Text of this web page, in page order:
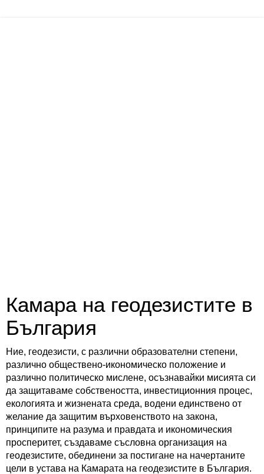
Камара на геодезистите в
България
Ние, геодезисти, с различни образователни степени,
различно обществено-икономическо положение и
различно политическо мислене, осъзнавайки мисията си
да защитаваме собствеността, инвестиционния процес,
екологията и жизнената среда, водени единствено от
желание да защитим върховенството на закона,
принципите на разума и правдата и икономическия
просперитет, създаваме съсловна организация на
геодезистите, обединени за постигане на начертаните
цели в устава на Камарата на геодезистите в България.